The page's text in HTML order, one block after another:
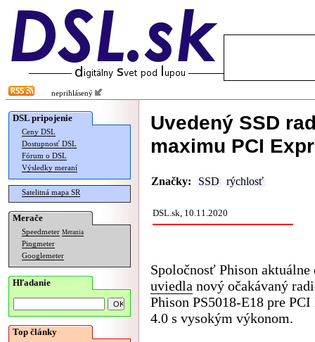
neprihlásený
DSL pripojenie
Ceny DSL
Dostupnosť DSL
Fórum o DSL
Výsledky meraní
Satelitná mapa SR
Merače
Speedmeter Merania
Pingmeter
Googlemeter
Hľadanie
Top články
Uvedený SSD
maximu PCI
Značky: SSD rýchlosť
DSL.sk, 10.11.2020
Spoločnosť Phison
uviedla nový očakávaný
Phison PS5018-E18 pre PCI
4.0 s vysokým výkonom.